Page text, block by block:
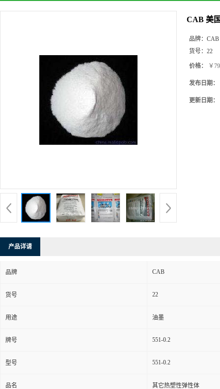
CAB 美
品牌： CAB
货号： 22
价格： ￥
发布日期：
更新日期：
产品详请
品牌 CAB
货号 22
用途 油墨
牌号 551-0.2
型号 551-0.2
品名 其它热塑性弹性体